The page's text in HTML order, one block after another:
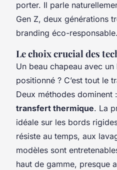
porter. Il parle
Gen Z, deux générations
branding éco-responsable.
Le choix crucial des
Un beau chapeau avec
positionné ? C’est tout le
Deux méthodes dominent
transfert thermique. La
idéale sur les bords
résiste au temps, aux
modèles sont
haut de gamme, presque